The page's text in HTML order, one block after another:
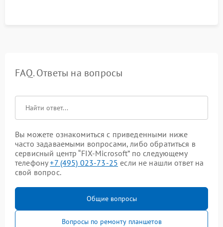
FAQ. Ответы на вопросы
Вы можете ознакомиться с приведенными ниже
часто задаваемыми вопросами, либо обратиться в
сервисный центр “FIX-Microsoft” по следующему
телефону+7 (495) 023-73-25 если не нашли ответ на
свой вопрос.
Общие вопросы
Вопросы по ремонту планшетов